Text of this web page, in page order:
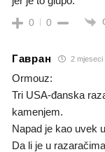
0 0
Гавран 2 mjeseci
Ormouz:
Tri USA-đanska
kamenjem.
Napad je kao uvek
Da li je u